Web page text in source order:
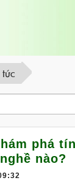
phá
nào?